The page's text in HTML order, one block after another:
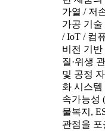
가열 / 저
가공 기술
/ IoT / 컴
비전 기반
질·위생
및 공정
화 시스템
속가능성
물복지,
관점을 포